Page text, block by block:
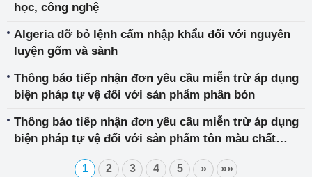
học, công nghệ
Algeria dỡ bỏ lệnh cấm nhập khẩu đối với nguyên
luyện gốm và sành
Thông báo tiếp nhận đơn yêu cầu miễn trừ áp dụng
biện pháp tự vệ đối với sản phẩm phân bón
Thông báo tiếp nhận đơn yêu cầu miễn trừ áp dụng
biện pháp tự vệ đối với sản phẩm tôn màu chất
1 2 3 4 5 » »»